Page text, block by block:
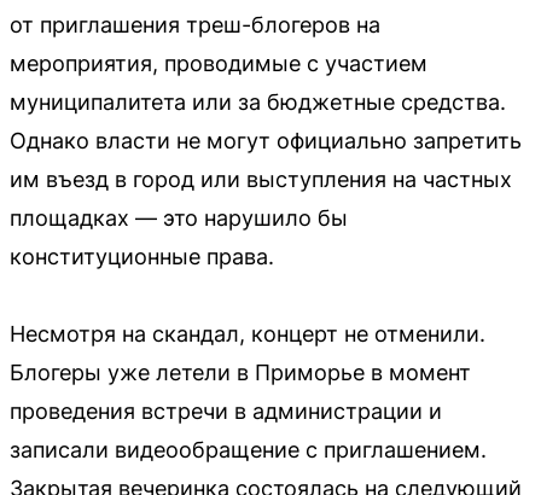
от приглашения треш-блогеров на
мероприятия, проводимые с участием
муниципалитета или за бюджетные средства.
Однако власти не могут официально запретить
им въезд в город или выступления на частных
площадках — это нарушило бы
конституционные права.
Несмотря на скандал, концерт не отменили.
Блогеры уже летели в Приморье в момент
проведения встречи в администрации и
записали видеообращение с приглашением.
Закрытая вечеринка состоялась на следующий